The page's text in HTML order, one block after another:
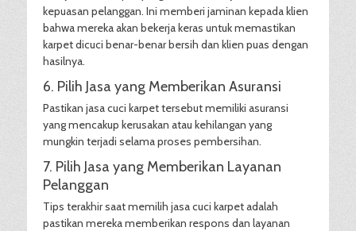
kepuasan pelanggan. Ini memberi jaminan kepada klien
bahwa mereka akan bekerja keras untuk memastikan
karpet dicuci benar-benar bersih dan klien puas dengan
hasilnya.
6. Pilih Jasa yang Memberikan Asuransi
Pastikan jasa cuci karpet tersebut memiliki asuransi
yang mencakup kerusakan atau kehilangan yang
mungkin terjadi selama proses pembersihan.
7. Pilih Jasa yang Memberikan Layanan
Pelanggan
Tips terakhir saat memilih jasa cuci karpet adalah
pastikan mereka memberikan respons dan layanan